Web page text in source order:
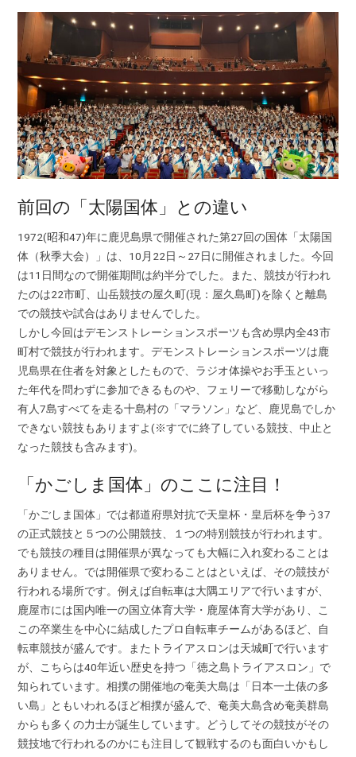
前回の「太陽国体」との違い
1972(昭和47)年に鹿児島県で開催された第27回の国体「太陽国
体（秋季大会）」は、10月22日～27日に開催されました。今回
は11日間なので開催期間は約半分でした。また、競技が行われ
たのは22市町、山岳競技の屋久町(現：屋久島町)を除くと離島
での競技や試合はありませんでした。
しかし今回はデモンストレーションスポーツも含め県内全43市
町村で競技が行われます。デモンストレーションスポーツは鹿
児島県在住者を対象としたもので、ラジオ体操やお手玉といっ
た年代を問わずに参加できるものや、フェリーで移動しながら
有人7島すべてを走る十島村の「マラソン」など、鹿児島でしか
できない競技もありますよ(※すでに終了している競技、中止と
なった競技も含みます)。
「かごしま国体」のここに注目！
「かごしま国体」では都道府県対抗で天皇杯・皇后杯を争う37
の正式競技と５つの公開競技、１つの特別競技が行われます。
でも競技の種目は開催県が異なっても大幅に入れ変わることは
ありません。では開催県で変わることはといえば、その競技が
行われる場所です。例えば自転車は大隅エリアで行いますが、
鹿屋市には国内唯一の国立体育大学・鹿屋体育大学があり、こ
この卒業生を中心に結成したプロ自転車チームがあるほど、自
転車競技が盛んです。またトライアスロンは天城町で行います
が、こちらは40年近い歴史を持つ「徳之島トライアスロン」で
知られています。相撲の開催地の奄美大島は「日本一土俵の多
い島」ともいわれるほど相撲が盛んで、奄美大島含め奄美群島
からも多くの力士が誕生しています。どうしてその競技がその
競技地で行われるのかにも注目して観戦するのも面白いかもし